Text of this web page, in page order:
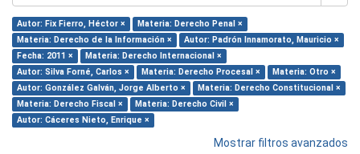
Autor: Fix Fierro, Héctor ×
Materia: Derecho Penal ×
Materia: Derecho de la Información ×
Autor: Padrón Innamorato, Mauricio ×
Fecha: 2011 ×
Materia: Derecho Internacional ×
Autor: Silva Forné, Carlos ×
Materia: Derecho Procesal ×
Materia: Otro ×
Autor: González Galván, Jorge Alberto ×
Materia: Derecho Constitucional ×
Materia: Derecho Fiscal ×
Materia: Derecho Civil ×
Autor: Cáceres Nieto, Enrique ×
Mostrar filtros avanzados